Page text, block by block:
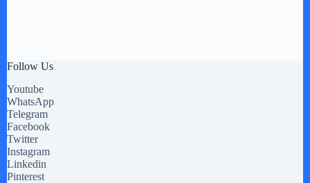
Follow Us
Youtube
WhatsApp
Telegram
Facebook
Twitter
Instagram
Linkedin
Pinterest